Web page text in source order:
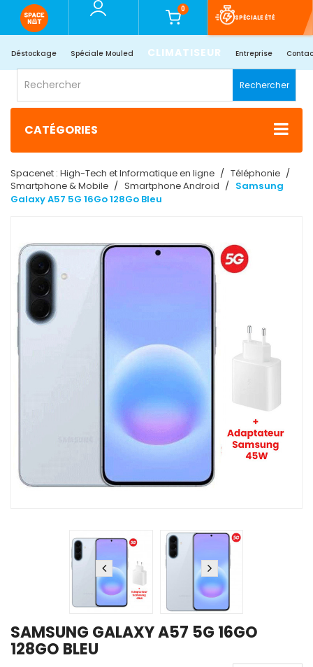
0
SPÉCIALE ÉTÉ
Déstockage Spéciale Mouled CLIMATISEUR Entreprise
Rechercher
CATÉGORIES
Spacenet : High-Tech et Informatique en ligne
Téléphonie
Smartphone & Mobile
Smartphone Android
Samsung
Galaxy A57 5G 16Go 128Go Bleu
SAMSUNG GALAXY A57 5G 16GO
128GO BLEU